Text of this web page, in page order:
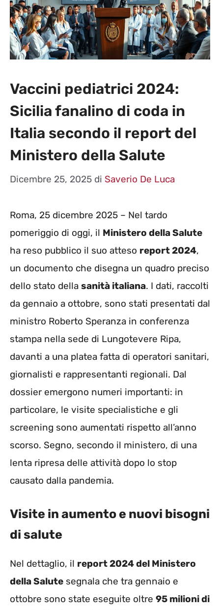
Vaccini pediatrici 2024:
Sicilia fanalino di coda in
Italia secondo il report del
Ministero della Salute
Dicembre 25, 2025 di Saverio De Luca
Roma, 25 dicembre 2025 – Nel tardo
pomeriggio di oggi, il Ministero della Salute
ha reso pubblico il suo atteso report 2024,
un documento che disegna un quadro preciso
dello stato della sanità italiana. I dati, raccolti
da gennaio a ottobre, sono stati presentati dal
ministro Roberto Speranza in conferenza
stampa nella sede di Lungotevere Ripa,
davanti a una platea fatta di operatori sanitari,
giornalisti e rappresentanti regionali. Dal
dossier emergono numeri importanti: in
particolare, le visite specialistiche e gli
screening sono aumentati rispetto all’anno
scorso. Segno, secondo il ministero, di una
lenta ripresa delle attività dopo lo stop
causato dalla pandemia.
Visite in aumento e nuovi bisogni
di salute
Nel dettaglio, il report 2024 del Ministero
della Salute segnala che tra gennaio e
ottobre sono state eseguite oltre 95 milioni di